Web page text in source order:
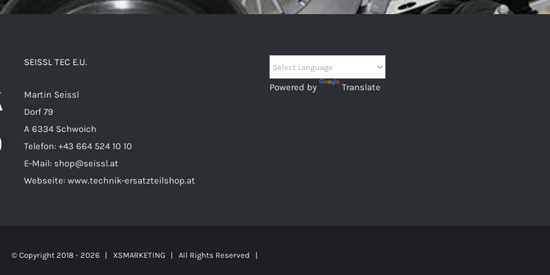
SEISSL TEC E.U.
Martin Seissl
Dorf 79
A 6334 Schwoich
Telefon: +43 664 524 10 10
E-Mail: shop@seissl.at
Webseite: www.technik-ersatzteilshop.at
Powered by Translate
© Copyright 2018 - 2026 | XSMARKETING | All Rights Reserved |